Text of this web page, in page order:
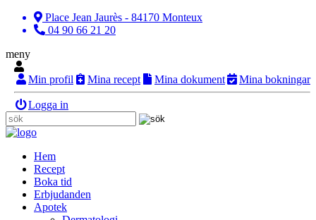
Place Jean Jaurès - 84170 Monteux
04 90 66 21 20
meny
Min profil Mina recept Mina dokument Mina bokningar
Logga in
Hem
Recept
Boka tid
Erbjudanden
Apotek